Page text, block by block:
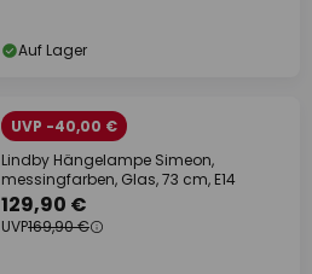
Auf Lager
UVP -40,00 €
Lindby Hängelampe Simeon,
messingfarben, Glas, 73 cm, E14
129,90 €
UVP169,90 €